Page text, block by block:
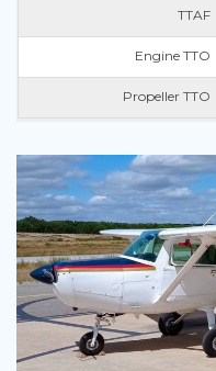
TTAF
Engine TTO
Propeller TTO